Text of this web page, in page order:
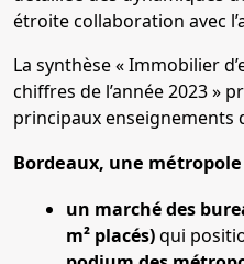
étroite collaboration avec
La synthèse « Immobilier
chiffres de l’année 2023 »
principaux enseignements
Bordeaux, une
un marché des
m² placés)qui